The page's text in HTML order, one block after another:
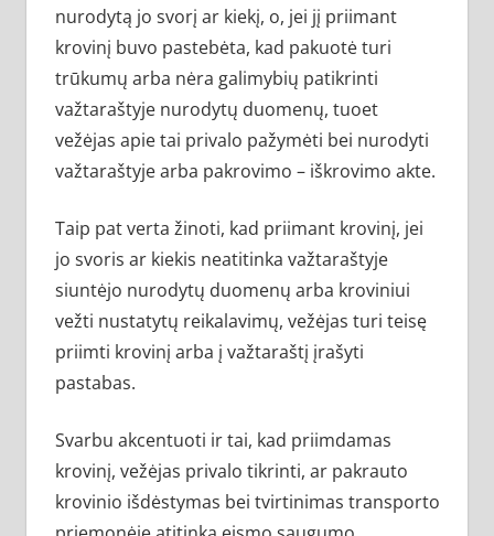
nurodytą jo svorį ar kiekį, o, jei jį priimant
krovinį buvo pastebėta, kad pakuotė turi
trūkumų arba nėra galimybių patikrinti
važtaraštyje nurodytų duomenų, tuoet
vežėjas apie tai privalo pažymėti bei nurodyti
važtaraštyje arba pakrovimo – iškrovimo akte.
Taip pat verta žinoti, kad priimant krovinį, jei
jo svoris ar kiekis neatitinka važtaraštyje
siuntėjo nurodytų duomenų arba kroviniui
vežti nustatytų reikalavimų, vežėjas turi teisę
priimti krovinį arba į važtaraštį įrašyti
pastabas.
Svarbu akcentuoti ir tai, kad priimdamas
krovinį, vežėjas privalo tikrinti, ar pakrauto
krovinio išdėstymas bei tvirtinimas transporto